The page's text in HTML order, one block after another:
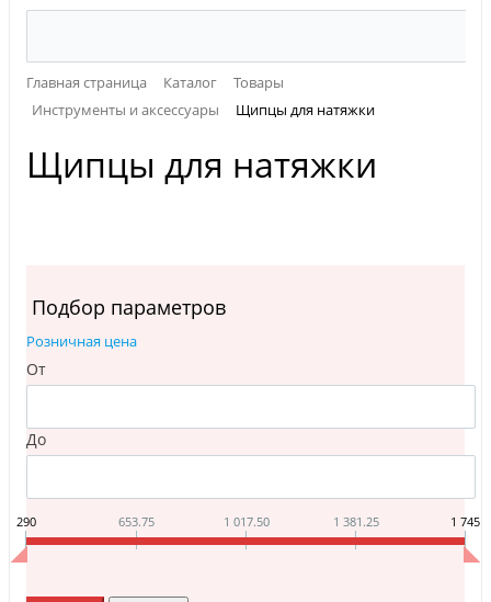
Главная страница Каталог
Товары
Инструменты и аксессуары
Щипцы для натяжки
Щипцы для натяжки
Подбор параметров
Розничная цена
От
До
290 653.75 1 017.50 1 381.25 1 745